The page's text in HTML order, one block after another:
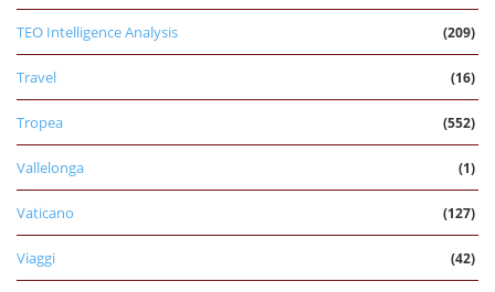
TEO Intelligence Analysis (209)
Travel (16)
Tropea (552)
Vallelonga (1)
Vaticano (127)
Viaggi (42)